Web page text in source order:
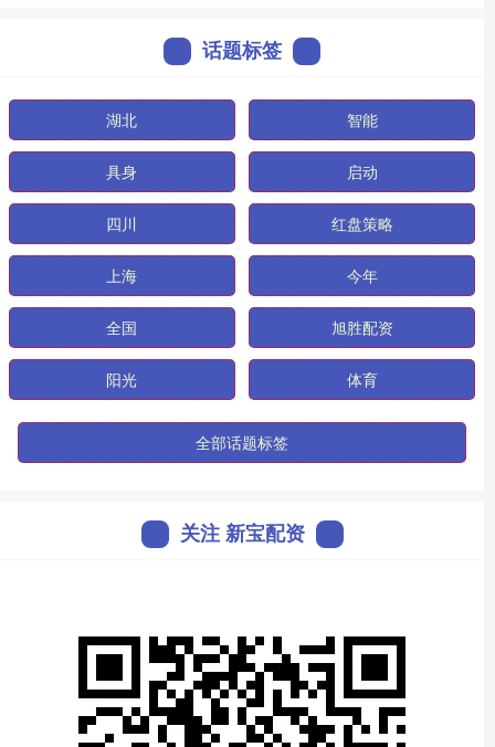
话题标签
湖北 智能
具身 启动
四川 红盘策略
上海 今年
全国 旭胜配资
阳光 体育
全部话题标签
关注 新宝配资